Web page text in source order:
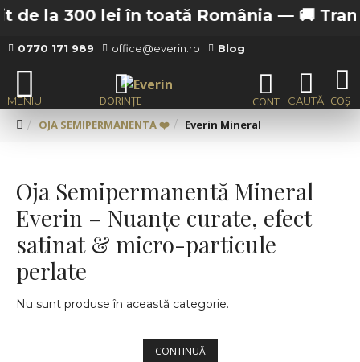
la 300 lei în toată România —🚚
0770 171 989 office@everin.ro Blog
OJA SEMIPERMANENTA ❤️ Everin Mineral
Oja Semipermanentă Mineral
Everin – Nuanțe curate, efect
satinat & micro-particule
perlate
Nu sunt produse în această categorie.
CONTINUĂ